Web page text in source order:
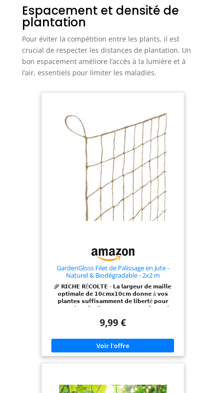
Espacement et densité de
plantation
Pour éviter la compétition entre les plants, il est
crucial de respecter les distances de plantation. Un
bon espacement améliore l’accès à la lumière et à
l’air, essentiels pour limiter les maladies.
GardenGloss Filet de Palissage en Jute -
Naturel & Biodégradable - 2x2 m
🌾 𝗥𝗜𝗖𝗛𝗘 𝗥É𝗖𝗢𝗟𝗧𝗘 - 𝗟𝗮 𝗹𝗮𝗿𝗴𝗲𝘂𝗿 𝗱𝗲 𝗺𝗮𝗶𝗹𝗹𝗲
𝗼𝗽𝘁𝗶𝗺𝗮𝗹𝗲 𝗱𝗲 𝟭𝟬𝗰𝗺𝘅𝟭𝟬𝗰𝗺 𝗱𝗼𝗻𝗻𝗲 à 𝘃𝗼𝘀
𝗽𝗹𝗮𝗻𝘁𝗲𝘀 𝘀𝘂𝗳𝗳𝗶𝘀𝗮𝗺𝗺𝗲𝗻𝘁 𝗱𝗲 𝗹𝗶𝗯𝗲𝗿𝘁é 𝗽𝗼𝘂𝗿
𝘀'𝗲𝗻𝗿𝗮𝗰𝗶𝗻𝗲𝗿 𝗳𝗮𝗰𝗶𝗹𝗲𝗺𝗲𝗻𝘁. 𝗗𝗲 𝗰𝗲𝘁𝘁𝗲 𝗳𝗮ç𝗼𝗻, 𝗹𝗲
𝗹é𝗴𝘂𝗺𝗲𝘀 𝗲𝘁 𝗮𝘀𝘀𝘂𝗿𝗲 𝘂𝗻𝗲 𝗿é𝗰𝗼𝗹𝘁𝗲 𝗳𝗿𝘂𝗰𝘁𝘂𝗲𝘂𝘀𝗲!
𝘀𝗲𝗿𝗿𝗲 𝗼𝘂 à 𝗹'𝗲𝘅𝘁é𝗿𝗶𝗲𝘂𝗿 𝗱𝗮𝗻𝘀 𝗹𝗲 𝗷𝗮𝗿𝗱𝗶𝗻 𝗲𝗻𝘁𝗿𝗲 𝗹𝗲𝘀
𝗽𝗹𝗮𝗻𝘁𝗲𝘀 𝗲𝘁 𝗹𝗲𝘀 𝗮𝗿𝗯𝘂𝘀𝘁𝗲𝘀, 𝗰𝗲 𝘁𝗿𝗲𝗶𝗹𝗹𝗶𝘀
𝗽𝗼𝗹𝘆𝘃𝗮𝗹𝗲𝗻𝘁 𝗲𝘀𝘁 𝗶𝗱é𝗮𝗹 𝗽𝗼𝘂𝗿 𝗹𝗲𝘀 𝗮𝗽𝗽𝗹𝗶𝗰𝗮𝘁𝗶𝗼𝗻𝘀
𝗵𝗼𝗿𝗶𝘇𝗼𝗻𝘁𝗮𝗹𝗲𝘀 𝗲𝘁 𝘃𝗲𝗿𝘁𝗶𝗰𝗮𝗹𝗲𝘀 à 𝗹'𝗶𝗻𝘁é𝗿𝗶𝗲𝘂𝗿
𝗿𝗮𝗻𝗰𝗵 𝘀𝗼𝘂𝘁𝗶𝗲𝗻𝘁 𝗻𝗼𝗻 𝘀𝗲𝘂𝗹𝗲𝗺𝗲𝗻𝘁 𝗹𝗮
9,99 €